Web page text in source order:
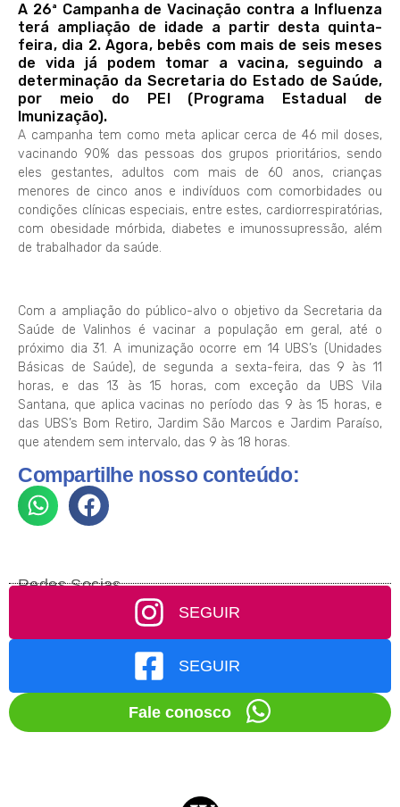
A 26ª Campanha de Vacinação contra a Influenza
terá ampliação de idade a partir desta quinta-
feira, dia 2. Agora, bebês com mais de seis meses
de vida já podem tomar a vacina, seguindo a
determinação da Secretaria do Estado de Saúde,
por meio do PEI (Programa Estadual de
Imunização).
A campanha tem como meta aplicar cerca de 46 mil doses,
vacinando 90% das pessoas dos grupos prioritários, sendo
eles gestantes, adultos com mais de 60 anos, crianças
menores de cinco anos e indivíduos com comorbidades ou
condições clínicas especiais, entre estes, cardiorrespiratórias,
com obesidade mórbida, diabetes e imunossupressão, além
de trabalhador da saúde.
Com a ampliação do público-alvo o objetivo da Secretaria da
Saúde de Valinhos é vacinar a população em geral, até o
próximo dia 31. A imunização ocorre em 14 UBS’s (Unidades
Básicas de Saúde), de segunda a sexta-feira, das 9 às 11
horas, e das 13 às 15 horas, com exceção da UBS Vila
Santana, que aplica vacinas no período das 9 às 15 horas, e
das UBS’s Bom Retiro, Jardim São Marcos e Jardim Paraíso,
que atendem sem intervalo, das 9 às 18 horas.
Compartilhe nosso conteúdo:
Redes Socias
SEGUIR
SEGUIR
Fale conosco